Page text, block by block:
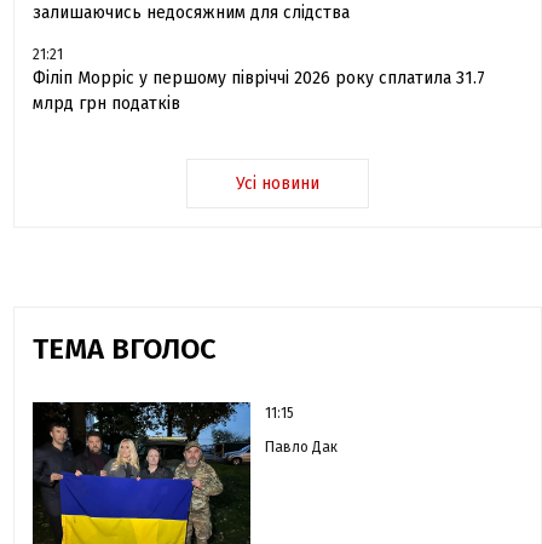
залишаючись недосяжним для слідства
21:21
Філіп Морріс у першому півріччі 2026 року сплатила 31.7
млрд грн податків
Усі новини
ТЕМА ВГОЛОС
11:15
Павло Дак